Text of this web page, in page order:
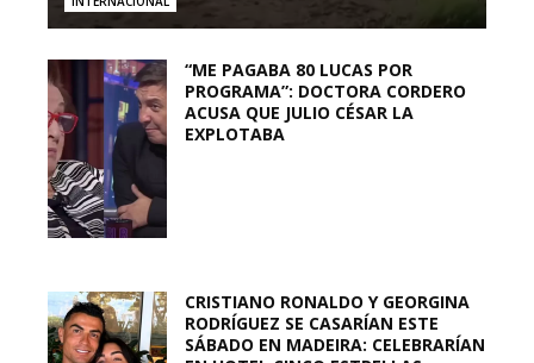
“ME PAGABA 80 LUCAS POR
PROGRAMA”: DOCTORA CORDERO
ACUSA QUE JULIO CÉSAR LA
EXPLOTABA
CRISTIANO RONALDO Y GEORGINA
RODRÍGUEZ SE CASARÍAN ESTE
SÁBADO EN MADEIRA: CELEBRARÍAN